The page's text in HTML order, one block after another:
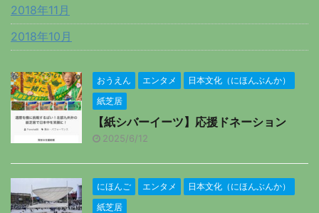
2018年11月
2018年10月
おうえん エンタメ
日本文化（にほんぶんか）
紙芝居
【紙シバーイーツ】応援ドネーション
2025/6/12
にほんご エンタメ
日本文化（にほんぶんか）
紙芝居